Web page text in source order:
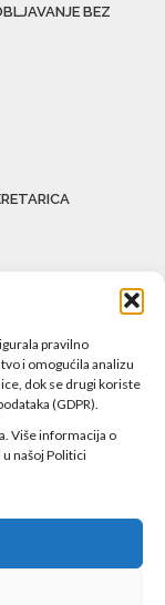
pravilno
i omogućila analizu
dok se drugi koriste
(GDPR).
Više informacija o
našoj Politici
BEZ